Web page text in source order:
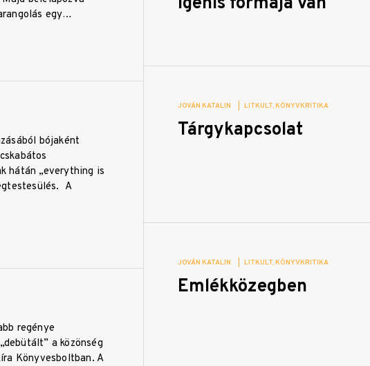
egy…
JOVÁN KATALIN LITKULT KÖNYVKRITIKA
Tárgykapcsolat
bójaként
hátán „everything is
A
JOVÁN KATALIN LITKULT KÖNYVKRITIKA
Emlékközegben
regénye
a közönség
Könyvesboltban. A